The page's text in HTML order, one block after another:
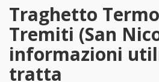
Traghetto
Tremiti (San
informazioni
tratta